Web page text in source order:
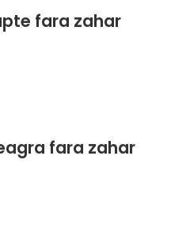
fara zahar
fara zahar